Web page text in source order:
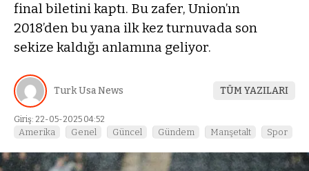
final biletini kaptı. Bu zafer, Union’ın
2018’den bu yana ilk kez turnuvada son
sekize kaldığı anlamına geliyor.
Turk Usa News TÜM YAZILARI
Giriş: 22-05-2025 04:52
Amerika Genel Güncel Gündem Manşetalt Spor